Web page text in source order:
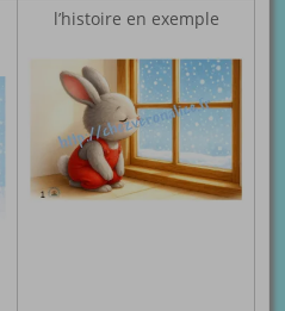
l’histoire en exemple